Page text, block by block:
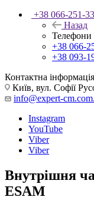
+38 066-251-
Назад
Телефони
+38 066-
+38 093-
Контактна інформація
Київ, вул. Софії
info@expert-
Instagram
YouTube
Viber
Viber
Внутрішня
ESAM